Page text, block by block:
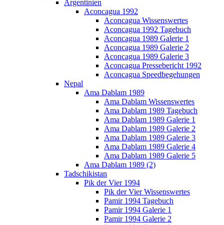
Argentinien
Aconcagua 1992
Aconcagua Wissenswertes
Aconcagua 1992 Tagebuch
Aconcagua 1989 Galerie 1
Aconcagua 1989 Galerie 2
Aconcagua 1989 Galerie 3
Aconcagua Pressebericht 1992
Aconcagua Speedbegehungen
Nepal
Ama Dablam 1989
Ama Dablam Wissenswertes
Ama Dablam 1989 Tagebuch
Ama Dablam 1989 Galerie 1
Ama Dablam 1989 Galerie 2
Ama Dablam 1989 Galerie 3
Ama Dablam 1989 Galerie 4
Ama Dablam 1989 Galerie 5
Ama Dablam 1989 (2)
Tadschikistan
Pik der Vier 1994
Pik der Vier Wissenswertes
Pamir 1994 Tagebuch
Pamir 1994 Galerie 1
Pamir 1994 Galerie 2